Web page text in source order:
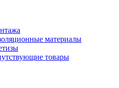
материалы
товары